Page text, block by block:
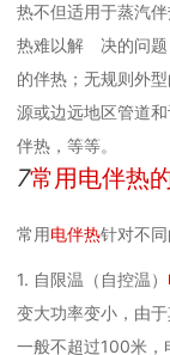
热不但适用于蒸汽
热难以解 决的问题
的伴热；无规则外
源或边远地区管道
伴热，等等。
7常用电伴热
常用电伴热针对不
1. 自限温（自控温）
变大功率变小，由
一般不超过100米，